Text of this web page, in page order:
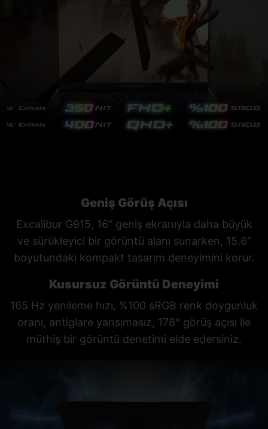
Geniş Görüş Açısı
Excalibur G915, 16″ geniş ekranıyla daha büyük
ve sürükleyici bir görüntü alanı sunarken, 15.6″
boyutundaki kompakt tasarım deneyimini korur.
Kusursuz Görüntü Deneyimi
165 Hz yenileme hızı, %100 sRGB renk doygunluk
oranı, antiglare yansımasız, 178° görüş açısı ile
müthiş bir görüntü denetimi elde edersiniz.